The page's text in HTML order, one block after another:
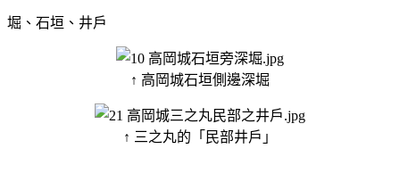
堀、石垣、井戶
↑ 高岡城石垣側邊深堀
↑ 三之丸的「民部井戶」